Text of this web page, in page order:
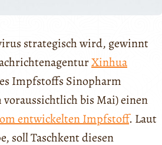
strategisch wird, gewinnt
Xinhua
Impfstoffs Sinopharm
bis Mai) einen
entwickelten Impfstoff. Laut
soll Taschkent diesen